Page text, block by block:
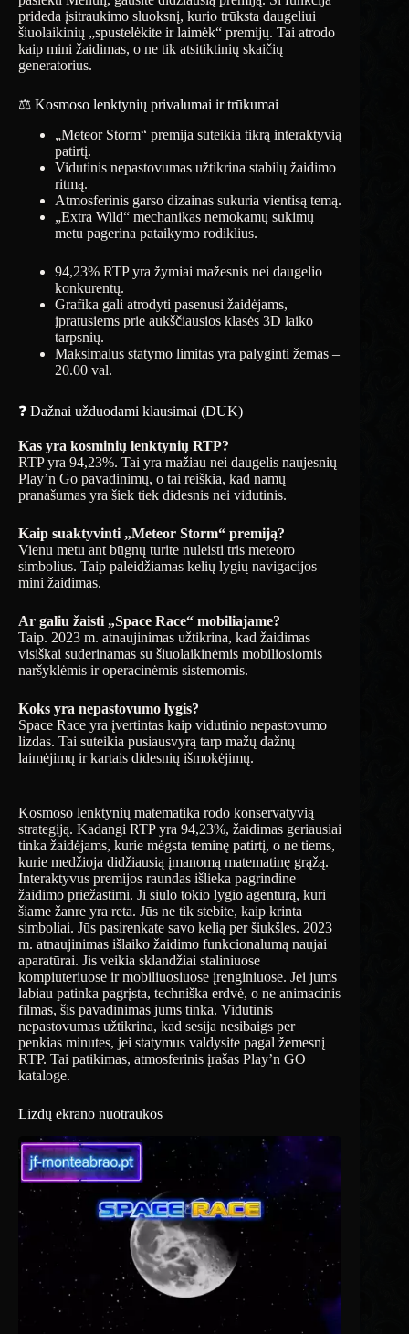
prideda įsitraukimo sluoksnį, kurio trūksta daugeliui
šiuolaikinių „spustelėkite ir laimėk“ premijų. Tai atrodo
kaip mini žaidimas, o ne tik atsitiktinių skaičių
generatorius.
⚖️ Kosmoso lenktynių privalumai ir trūkumai
„Meteor Storm“ premija suteikia tikrą interaktyvią
patirtį.
Vidutinis nepastovumas užtikrina stabilų žaidimo
ritmą.
Atmosferinis garso dizainas sukuria vientisą temą.
„Extra Wild“ mechanikas nemokamų sukimų
metu pagerina pataikymo rodiklius.
94,23% RTP yra žymiai mažesnis nei daugelio
konkurentų.
Grafika gali atrodyti pasenusi žaidėjams,
įpratusiems prie aukščiausios klasės 3D laiko
tarpsnių.
Maksimalus statymo limitas yra palyginti žemas –
20.00 val.
❓ Dažnai užduodami klausimai (DUK)
Kas yra kosminių lenktynių RTP?
RTP yra 94,23%. Tai yra mažiau nei daugelis naujesnių
Play’n Go pavadinimų, o tai reiškia, kad namų
pranašumas yra šiek tiek didesnis nei vidutinis.
Kaip suaktyvinti „Meteor Storm“ premiją?
Vienu metu ant būgnų turite nuleisti tris meteoro
simbolius. Taip paleidžiamas kelių lygių navigacijos
mini žaidimas.
Ar galiu žaisti „Space Race“ mobiliajame?
Taip. 2023 m. atnaujinimas užtikrina, kad žaidimas
visiškai suderinamas su šiuolaikinėmis mobiliosiomis
naršyklėmis ir operacinėmis sistemomis.
Koks yra nepastovumo lygis?
Space Race yra įvertintas kaip vidutinio nepastovumo
lizdas. Tai suteikia pusiausvyrą tarp mažų dažnų
laimėjimų ir kartais didesnių išmokėjimų.
Kosmoso lenktynių matematika rodo konservatyvią
strategiją. Kadangi RTP yra 94,23%, žaidimas geriausiai
tinka žaidėjams, kurie mėgsta teminę patirtį, o ne tiems,
kurie medžioja didžiausią įmanomą matematinę grąžą.
Interaktyvus premijos raundas išlieka pagrindine
žaidimo priežastimi. Ji siūlo tokio lygio agentūrą, kuri
šiame žanre yra reta. Jūs ne tik stebite, kaip krinta
simboliai. Jūs pasirenkate savo kelią per šiukšles. 2023
m. atnaujinimas išlaiko žaidimo funkcionalumą naujai
aparatūrai. Jis veikia sklandžiai staliniuose
kompiuteriuose ir mobiliuosiuose įrenginiuose. Jei jums
labiau patinka pagrįsta, techniška erdvė, o ne animacinis
filmas, šis pavadinimas jums tinka. Vidutinis
nepastovumas užtikrina, kad sesija nesibaigs per
penkias minutes, jei statymus valdysite pagal žemesnį
RTP. Tai patikimas, atmosferinis įrašas Play’n GO
kataloge.
Lizdų ekrano nuotraukos